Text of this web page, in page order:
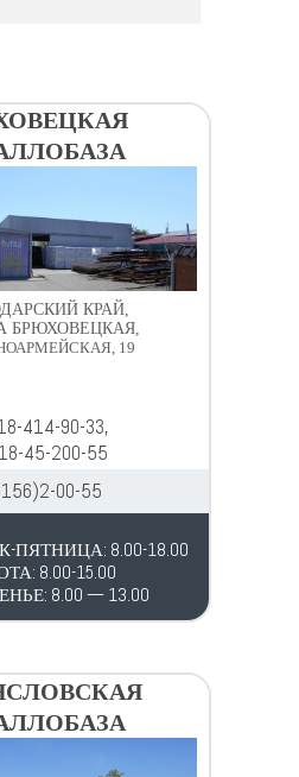
КРАЙ,
БРЮХОВЕЦКАЯ,
19
414-90-33,
45-200-55
00-55
8.00-18.00
8.00-15.00
8.00 — 13.00